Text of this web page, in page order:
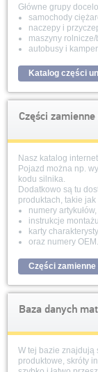
Główne grupy
samochody
naczepy i
maszyny
autobusy i
Katalog części
Części
Nasz katalog
Pojazd można np.
kodu silnika.
Dodatkowo są tu
produktach, takie jak
numery artykułów,
instrukcje montażu,
karty
oraz numery OEM.
Części
Baza danych
W tej bazie znajdują
produktowe, skróty